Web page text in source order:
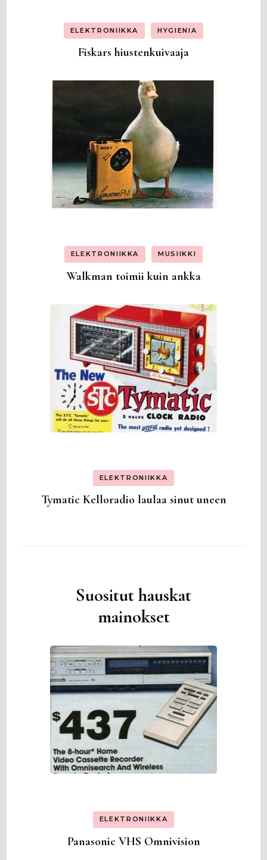
ELEKTRONIIKKA HYGIENIA
Fiskars hiustenkuivaaja
ELEKTRONIIKKA MUSIIKKI
Walkman toimii kuin ankka
ELEKTRONIIKKA
Tymatic Kelloradio laulaa sinut uneen
Suositut hauskat
mainokset
ELEKTRONIIKKA
Panasonic VHS Omnivision